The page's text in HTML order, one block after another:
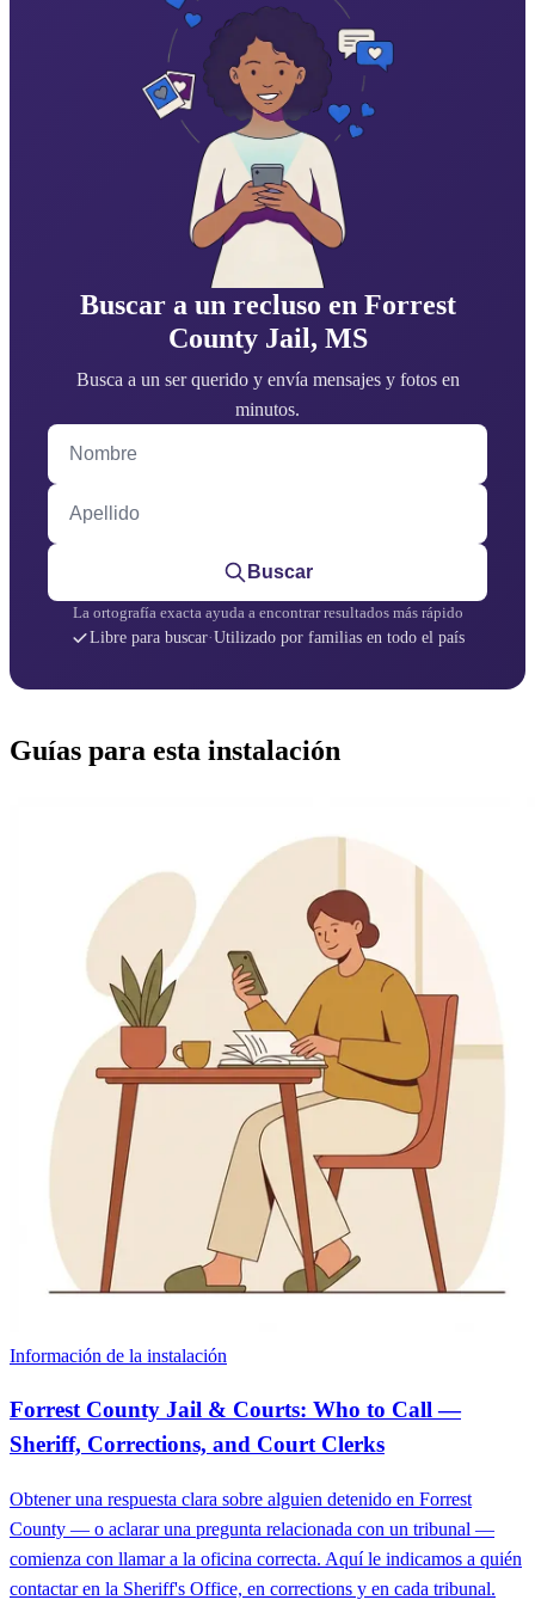
Buscar a un recluso en Forrest
County Jail, MS
Busca a un ser querido y envía mensajes y fotos en
minutos.
Nombre
Apellido
Buscar
La ortografía exacta ayuda a encontrar resultados más rápido
Libre para buscar·Utilizado por familias en todo el país
Guías para esta instalación
Información de la instalación
Forrest County Jail & Courts: Who to Call —
Sheriff, Corrections, and Court Clerks
Obtener una respuesta clara sobre alguien detenido en Forrest
County — o aclarar una pregunta relacionada con un tribunal —
comienza con llamar a la oficina correcta. Aquí le indicamos a quién
contactar en la Sheriff's Office, en corrections y en cada tribunal.